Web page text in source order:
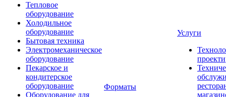
Тепловое
оборудование
Холодильное
оборудование
Бытовая техника
Электромеханическое
оборудование
Пекарское и
кондитерское
оборудование
Оборудование для
Форматы
Услуги